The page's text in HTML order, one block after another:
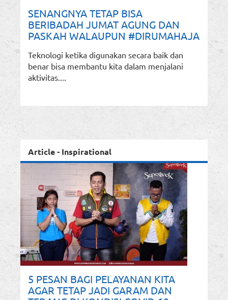
SENANGNYA TETAP BISA
BERIBADAH JUMAT AGUNG DAN
PASKAH WALAUPUN #DIRUMAHAJA
Teknologi ketika digunakan secara baik dan
benar bisa membantu kita dalam menjalani
aktivitas....
Article - Inspirational
5 PESAN BAGI PELAYANAN KITA
AGAR TETAP JADI GARAM DAN